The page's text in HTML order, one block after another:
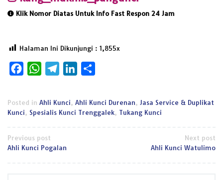
Klik Nomor Diatas Untuk Info Fast Respon 24 Jam
Halaman Ini Dikunjungi : 1,855
FacebookWhatsAppTelegramLinkedIn
Posted in Ahli Kunci, Ahli Kunci Durenan, Jasa Service & Duplikat
Kunci, Spesialis Kunci Trenggalek, Tukang Kunci
Post
navigation
Previous post
Ahli Kunci Pogalan
Next post
Ahli Kunci Watulimo